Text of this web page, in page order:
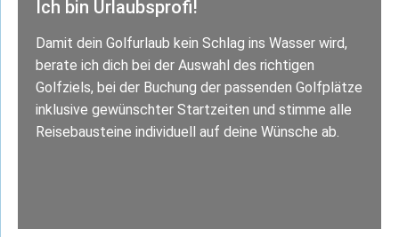
Ich bin Urlaubsprofi!
Damit dein Golfurlaub kein Schlag ins Wasser wird,
berate ich dich bei der Auswahl des richtigen
Golfziels, bei der Buchung der passenden Golfplätze
inklusive gewünschter Startzeiten und stimme alle
Reisebausteine individuell auf deine Wünsche ab.